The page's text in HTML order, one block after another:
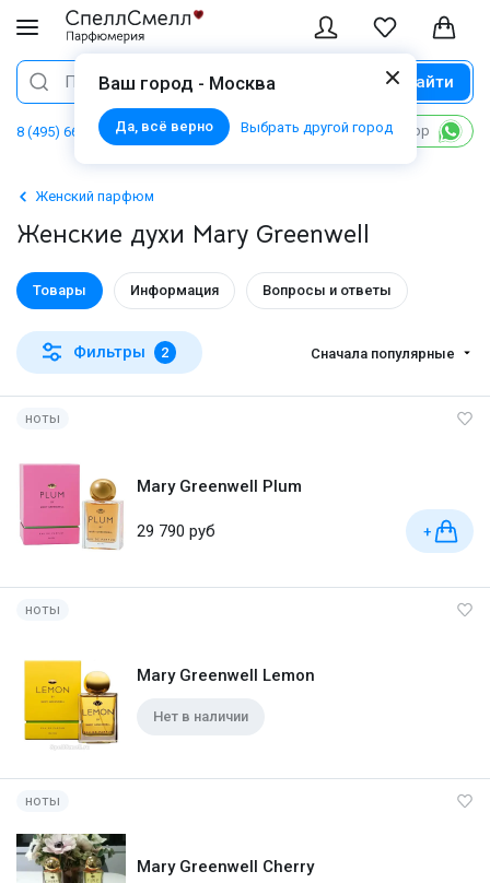
Ваш город - Москва
Да, всё верно Выбрать другой город
Поиск Найти
8 (495) 668 06 02 Написать в WhatsApp
Женский парфюм
Женские духи Mary Greenwell
Товары Информация Вопросы и ответы
Фильтры 2 Сначала популярные
ноты
Mary Greenwell Plum
29 790 руб +
ноты
Mary Greenwell Lemon
Нет в наличии
ноты
Mary Greenwell Cherry